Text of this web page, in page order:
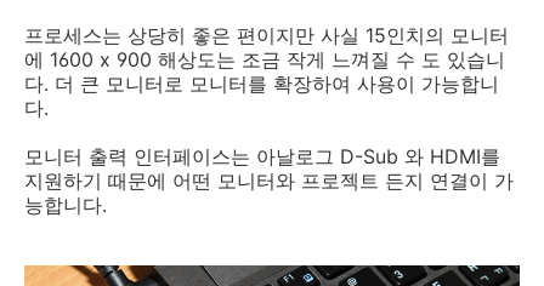
프로세스는 상당히 좋은 편이지만 사실 15인치의 모니터
에 1600 x 900 해상도는 조금 작게 느껴질 수 도 있습니
다. 더 큰 모니터로 모니터를 확장하여 사용이 가능합니
다.
모니터 출력 인터페이스는 아날로그 D-Sub 와 HDMI를
지원하기 때문에 어떤 모니터와 프로젝트 든지 연결이 가
능합니다.